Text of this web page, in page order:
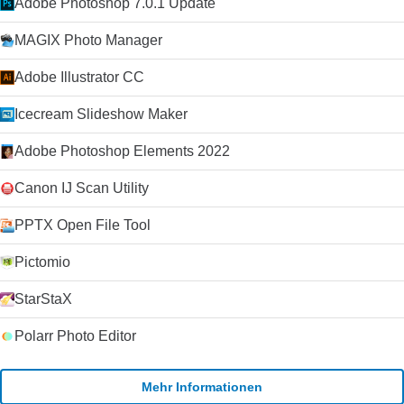
Adobe Photoshop 7.0.1 Update
MAGIX Photo Manager
Adobe Illustrator CC
Icecream Slideshow Maker
Adobe Photoshop Elements 2022
Canon IJ Scan Utility
PPTX Open File Tool
Pictomio
StarStaX
Polarr Photo Editor
Mehr Informationen